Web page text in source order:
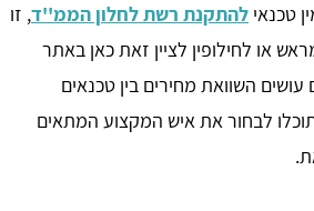
טכנאי להתקנת רשת לחלון הממ''ד, זו
או לחילופין לציין זאת כאן באתר
השוואת מחירים בין טכנאים
לבחור את איש המקצוע המתאים